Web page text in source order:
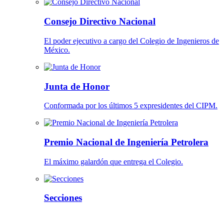
Consejo Directivo Nacional
El poder ejecutivo a cargo del Colegio de Ingenieros de
México.
Junta de Honor
Conformada por los últimos 5 expresidentes del CIPM.
Premio Nacional de Ingeniería Petrolera
El máximo galardón que entrega el Colegio.
Secciones